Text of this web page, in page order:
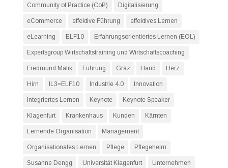
Community of Practice (CoP) Digitalisierung
eCommerce effektive Führung effektives Lernen
eLearning ELF10 Erfahrungsorientiertes Lernen (EOL)
Expertsgroup Wirtschaftstraining und Wirtschaftscoaching
Fredmund Malik Führung Graz Hand Herz
Hirn IL3=ELF10 Industrie 4.0 Innovation
Integriertes Lernen Keynote Keynote Speaker
Klagenfurt Krankenhaus Kunden Kärnten
Lernende Organisation Management
Organisationales Lernen Pflege Pflegeheim
Susanne Dengg Universität Klagenfurt Unternehmen